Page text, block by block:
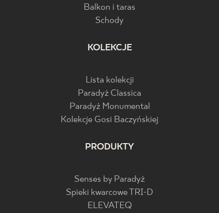
Balkon i taras
Schody
KOLEKCJE
Lista kolekcji
Paradyż Classica
Paradyż Monumental
Kolekcje Gosi Baczyńskiej
PRODUKTY
Senses by Paradyż
Spieki kwarcowe TRI-D
ELEVATEQ